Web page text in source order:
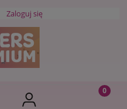
Zaloguj się